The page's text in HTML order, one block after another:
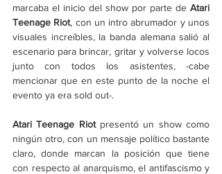
marcaba el inicio del show por parte de Atari
Teenage Riot, con un intro abrumador y unos
visuales increíbles, la banda alemana salió al
escenario para brincar, gritar y volverse locos
junto con todos los asistentes, -cabe
mencionar que en este punto de la noche el
evento ya era sold out-.
Atari Teenage Riot presentó un show como
ningún otro, con un mensaje político bastante
claro, donde marcan la posición que tiene
con respecto al anarquismo, el antifascismo y